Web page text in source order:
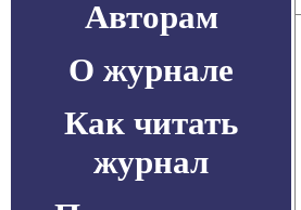
Авторам
О журнале
Как читать
журнал